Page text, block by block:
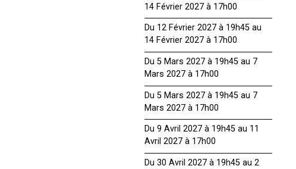
14 Février 2027 à 17h00
Du 12 Février 2027 à 19h45 au
14 Février 2027 à 17h00
Du 5 Mars 2027 à 19h45 au 7
Mars 2027 à 17h00
Du 5 Mars 2027 à 19h45 au 7
Mars 2027 à 17h00
Du 9 Avril 2027 à 19h45 au 11
Avril 2027 à 17h00
Du 30 Avril 2027 à 19h45 au 2